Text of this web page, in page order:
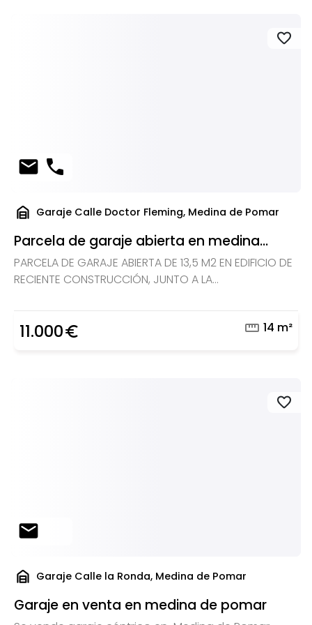
favorite
mail phone
garage_home Garaje Calle Doctor Fleming, Medina de Pomar
Parcela de garaje abierta en medina...
PARCELA DE GARAJE ABIERTA DE 13,5 M2 EN EDIFICIO DE
RECIENTE CONSTRUCCIÓN, JUNTO A LA...
11.000euro_symbol straighten 14 m²
favorite
mail
garage_home Garaje Calle la Ronda, Medina de Pomar
Garaje en venta en medina de pomar